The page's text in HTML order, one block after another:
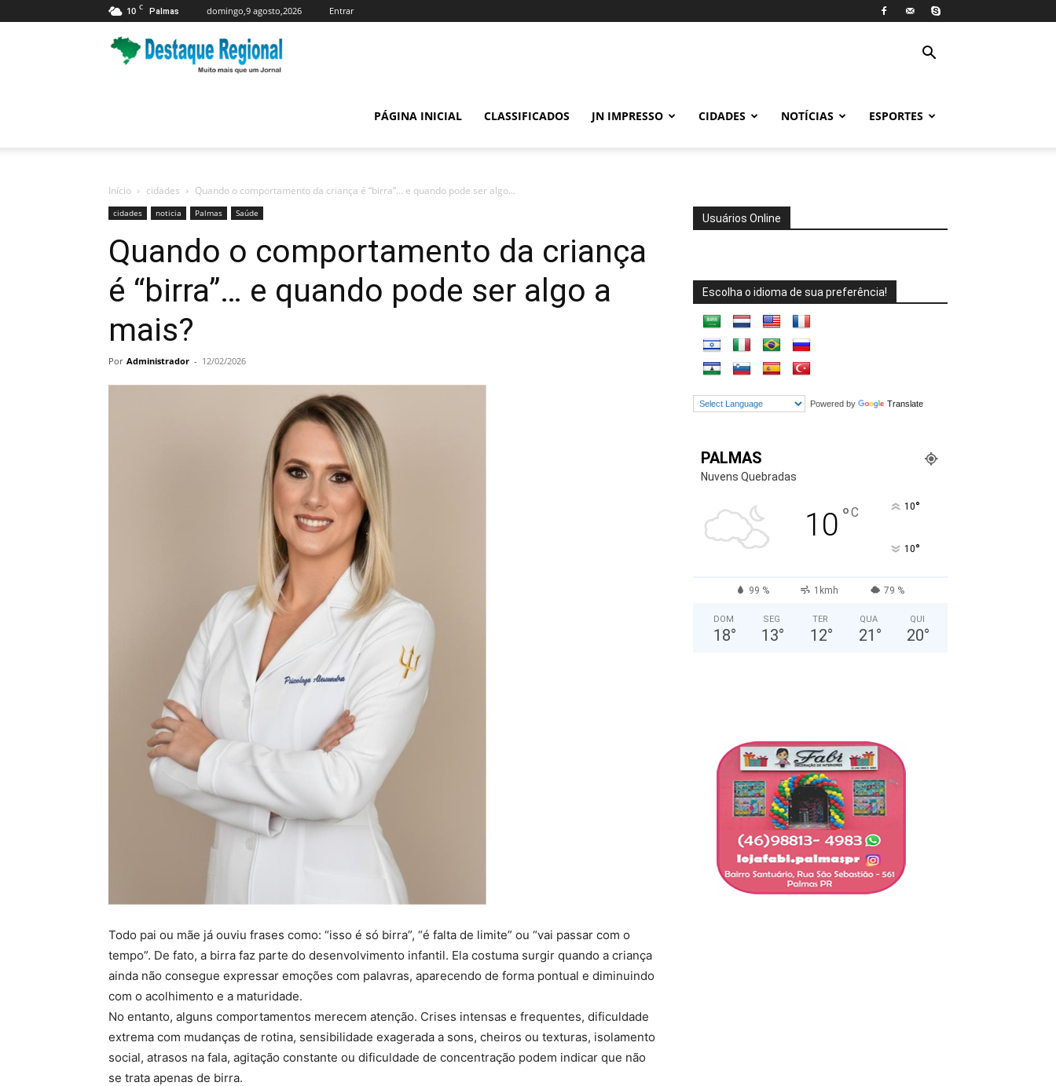
10 C Palmas domingo,9 agosto,2026 Entrar
PÁGINA INICIAL CLASSIFICADOS JN IMPRESSO CIDADES NOTÍCIAS ESPORTES
Início cidades Quando o comportamento da criança é “birra”… e quando pode ser algo...
cidades noticia Palmas Saúde
Quando o comportamento da criança
é “birra”… e quando pode ser algo a
mais?
Por Administrador - 12/02/2026
Todo pai ou mãe já ouviu frases como: “isso é só birra”, “é falta de limite” ou “vai passar com o
tempo”. De fato, a birra faz parte do desenvolvimento infantil. Ela costuma surgir quando a criança
ainda não consegue expressar emoções com palavras, aparecendo de forma pontual e diminuindo
com o acolhimento e a maturidade.
No entanto, alguns comportamentos merecem atenção. Crises intensas e frequentes, dificuldade
extrema com mudanças de rotina, sensibilidade exagerada a sons, cheiros ou texturas, isolamento
social, atrasos na fala, agitação constante ou dificuldade de concentração podem indicar que não
se trata apenas de birra.
Usuários Online
Escolha o idioma de sua preferência!
Powered by Translate
PALMAS
Nuvens Quebradas
10 °C 10°
10°
99 % 1kmh 79 %
DOM
18°
SEG
13°
TER
12°
QUA
21 °
QUI
20°